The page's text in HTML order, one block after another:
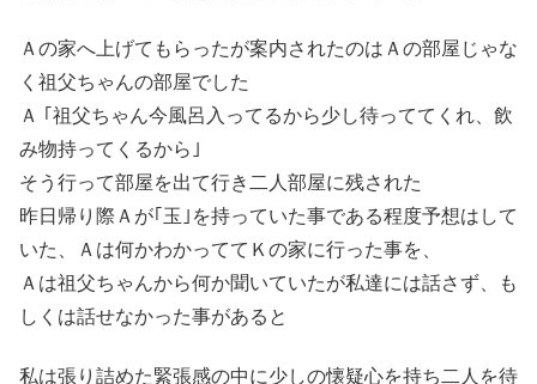
Ａの家へ上げてもらったが案内されたのはＡの部屋じゃな
く祖父ちゃんの部屋でした
Ａ ｢祖父ちゃん今風呂入ってるから少し待っててくれ、飲
み物持ってくるから｣
そう行って部屋を出て行き二人部屋に残された
昨日帰り際Ａが｢玉｣を持っていた事である程度予想はして
いた、Ａは何かわかっててＫの家に行った事を、
Ａは祖父ちゃんから何か聞いていたが私達には話さず、も
しくは話せなかった事があると
私は張り詰めた緊張感の中に少しの懐疑心を持ち二人を待